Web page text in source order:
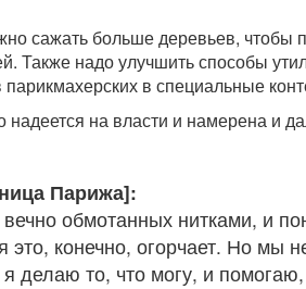
сажать больше деревьев, чтобы
Также надо улучшить способы
в специальные
надеется на власти и намерена и
Парижа]:
обмотанных нитками, и
это, конечно, огорчает. Но мы
делаю то, что могу, и помогаю,